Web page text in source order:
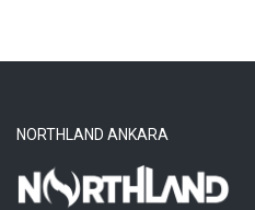
NORTHLAND ANKARA